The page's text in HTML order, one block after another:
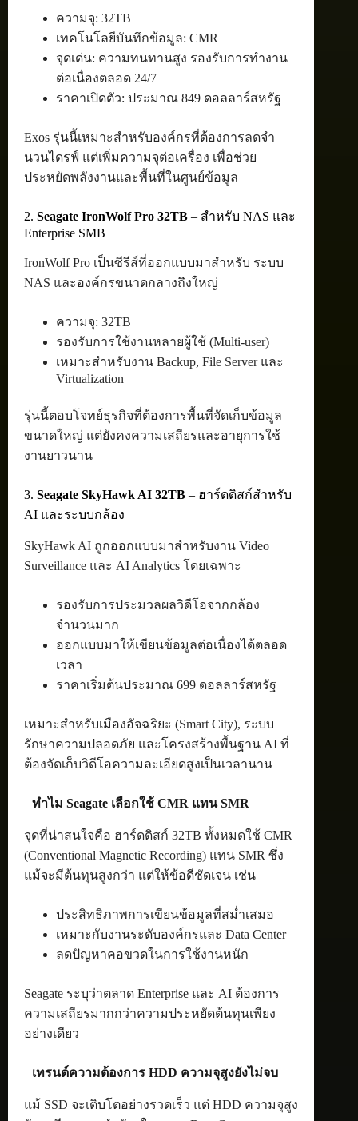
ความจุ: 32TB
เทคโนโลยีบันทึกข้อมูล: CMR
จุดเด่น: ความทนทานสูง รองรับการทำงาน
ต่อเนื่องตลอด 24/7
ราคาเปิดตัว: ประมาณ 849 ดอลลาร์สหรัฐ
Exos รุ่นนี้เหมาะสำหรับองค์กรที่ต้องการลดจำ
นวนไดรฟ์ แต่เพิ่มความจุต่อเครื่อง เพื่อช่วย
ประหยัดพลังงานและพื้นที่ในศูนย์ข้อมูล
2. Seagate IronWolf Pro 32TB – สำหรับ NAS และ
Enterprise SMB
IronWolf Pro เป็นซีรีส์ที่ออกแบบมาสำหรับ ระบบ
NAS และองค์กรขนาดกลางถึงใหญ่
ความจุ: 32TB
รองรับการใช้งานหลายผู้ใช้ (Multi-user)
เหมาะสำหรับงาน Backup, File Server และ
Virtualization
รุ่นนี้ตอบโจทย์ธุรกิจที่ต้องการพื้นที่จัดเก็บข้อมูล
ขนาดใหญ่ แต่ยังคงความเสถียรและอายุการใช้
งานยาวนาน
3. Seagate SkyHawk AI 32TB – ฮาร์ดดิสก์สำหรับ
AI และระบบกล้อง
SkyHawk AI ถูกออกแบบมาสำหรับงาน Video
Surveillance และ AI Analytics โดยเฉพาะ
รองรับการประมวลผลวิดีโอจากกล้อง
จำนวนมาก
ออกแบบมาให้เขียนข้อมูลต่อเนื่องได้ตลอด
เวลา
ราคาเริ่มต้นประมาณ 699 ดอลลาร์สหรัฐ
เหมาะสำหรับเมืองอัจฉริยะ (Smart City), ระบบ
รักษาความปลอดภัย และโครงสร้างพื้นฐาน AI ที่
ต้องจัดเก็บวิดีโอความละเอียดสูงเป็นเวลานาน
ทำไม Seagate เลือกใช้ CMR แทน SMR
จุดที่น่าสนใจคือ ฮาร์ดดิสก์ 32TB ทั้งหมดใช้ CMR
(Conventional Magnetic Recording) แทน SMR ซึ่ง
แม้จะมีต้นทุนสูงกว่า แต่ให้ข้อดีชัดเจน เช่น
ประสิทธิภาพการเขียนข้อมูลที่สม่ำเสมอ
เหมาะกับงานระดับองค์กรและ Data Center
ลดปัญหาคอขวดในการใช้งานหนัก
Seagate ระบุว่าตลาด Enterprise และ AI ต้องการ
ความเสถียรมากกว่าความประหยัดต้นทุนเพียง
อย่างเดียว
เทรนด์ความต้องการ HDD ความจุสูงยังไม่จบ
แม้ SSD จะเติบโตอย่างรวดเร็ว แต่ HDD ความจุสูง